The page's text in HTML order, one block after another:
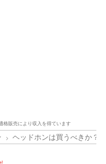
格販売により収入を得ています
ヘッドホンは買うべきか？